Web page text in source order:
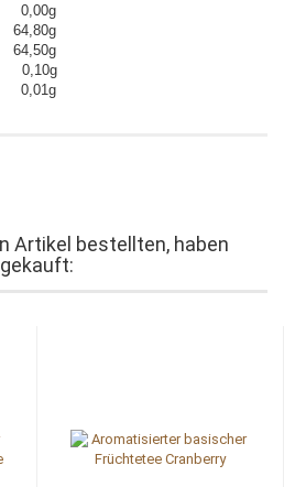
Artikel bestellten, haben